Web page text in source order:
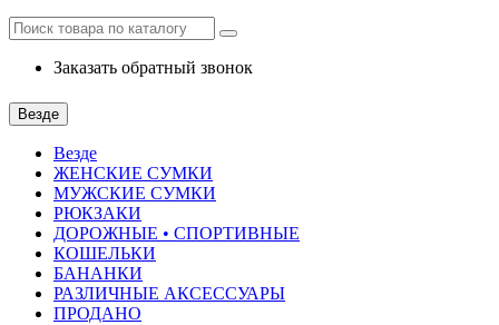
Заказать обратный звонок
Везде
Везде
ЖЕНСКИЕ СУМКИ
МУЖСКИЕ СУМКИ
РЮКЗАКИ
ДОРОЖНЫЕ • СПОРТИВНЫЕ
КОШЕЛЬКИ
БАНАНКИ
РАЗЛИЧНЫЕ АКСЕССУАРЫ
ПРОДАНО